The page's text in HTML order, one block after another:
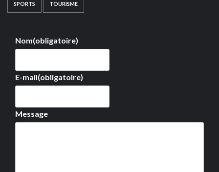
SPORTS TOURISME
Nom(obligatoire)
E-mail(obligatoire)
Message